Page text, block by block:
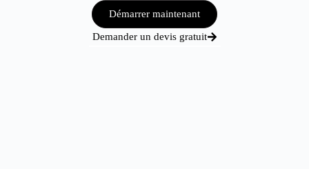
Démarrer maintenant
Demander un devis gratuit